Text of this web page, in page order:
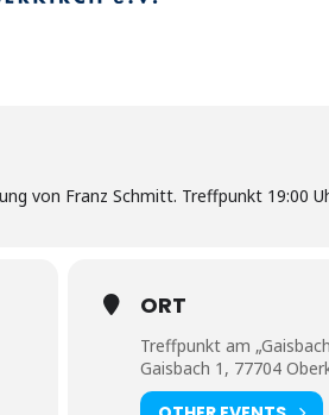
von Franz Schmitt. Treffpunkt 19:00
ORT
Treffpunkt am
Gaisbach 1, 77704